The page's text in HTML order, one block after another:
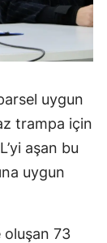
uygun
trampa için
aşan bu
uygun
oluşan 73